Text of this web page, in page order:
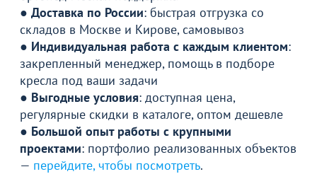
● Доставка по России: быстрая отгрузка со
складов в Москве и Кирове, самовывоз
● Индивидуальная работа с каждым клиентом:
закрепленный менеджер, помощь в подборе
кресла под ваши задачи
● Выгодные условия: доступная цена,
регулярные скидки в каталоге, оптом дешевле
● Большой опыт работы с крупными
проектами: портфолио реализованных объектов
— перейдите, чтобы посмотреть.